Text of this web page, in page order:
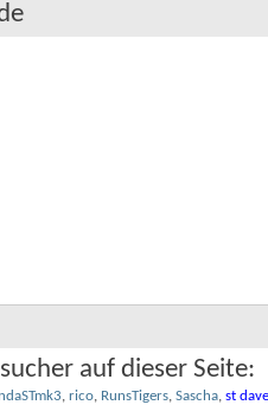
auf dieser Seite:
, rico, RunsTigers, Sascha, st dave